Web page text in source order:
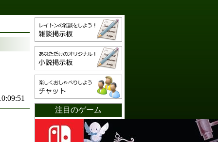
注目のゲーム